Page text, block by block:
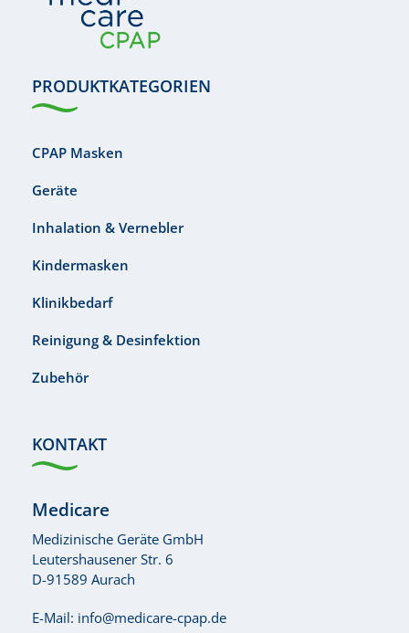
PRODUKTKATEGORIEN
CPAP Masken
Geräte
Inhalation & Vernebler
Kindermasken
Klinikbedarf
Reinigung & Desinfektion
Zubehör
KONTAKT
Medicare
Medizinische Geräte GmbH
Leutershausener Str. 6
D-91589 Aurach
E-Mail: info@medicare-cpap.de